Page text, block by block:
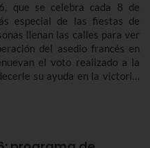
que se celebra cada 8 de
especial de las fiestas de
llenan las calles para ver
del asedio francés en
el voto realizado a la
su ayuda en la victoria.